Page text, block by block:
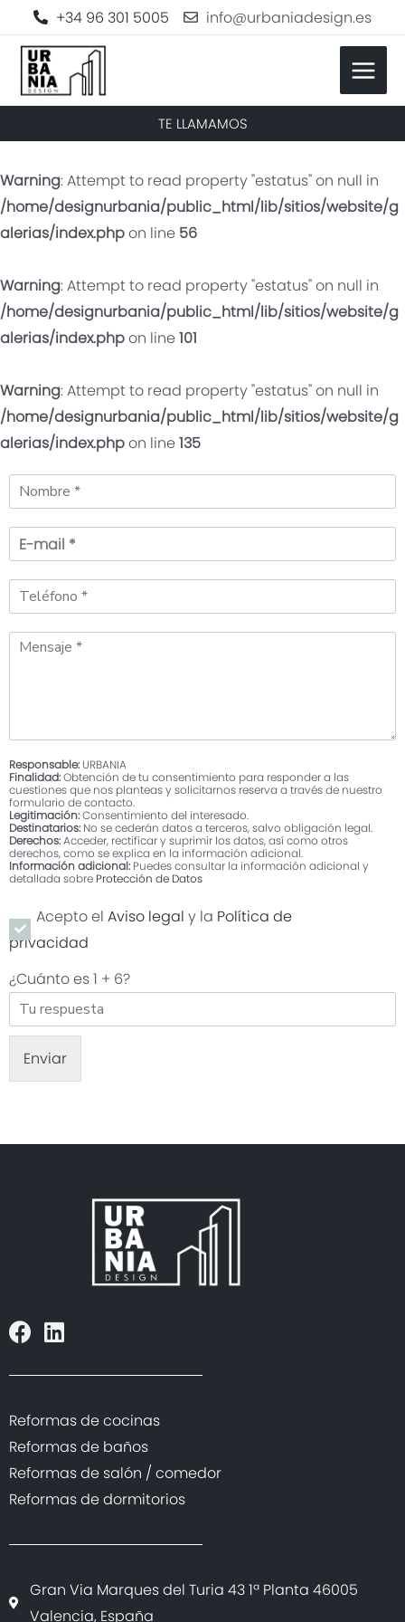
+34 96 301 5005 info@urbaniadesign.es
TE LLAMAMOS
Warning: Attempt to read property "estatus" on null in
/home/designurbania/public_html/lib/sitios/website/g
alerias/index.phpon line 56
Warning: Attempt to read property "estatus" on null in
/home/designurbania/public_html/lib/sitios/website/g
alerias/index.phpon line101
Warning: Attempt to read property "estatus" on null in
/home/designurbania/public_html/lib/sitios/website/g
alerias/index.phpon line135
Responsable: URBANIA
Finalidad:Obtención de tu consentimiento para responder a las
cuestiones que nos planteas y solicitarnos reserva a través de nuestro
formulario de contacto.
Legitimación:Consentimiento del interesado.
Destinatarios: No se cederán datos a terceros, salvo obligación legal.
Derechos:Acceder, rectificar y suprimir los datos, así como otros
derechos, como se explica en la información adicional.
Información adicional: Puedes consultar la información adicional y
detallada sobre Protección de Datos
Acepto el Aviso legal y la Política de
privacidad
¿Cuánto es1 + 6?
Enviar
Reformas de cocinas
Reformas de baños
Reformas de salón / comedor
Reformas de dormitorios
Gran Via Marques del Turia 43 1ª Planta 46005
Valencia, España
Solicita más
información
promoción
Acepto la política de
comerciales por medios
/home/designurbania/public_html/lib/plantilla/
on line
2640
"/>